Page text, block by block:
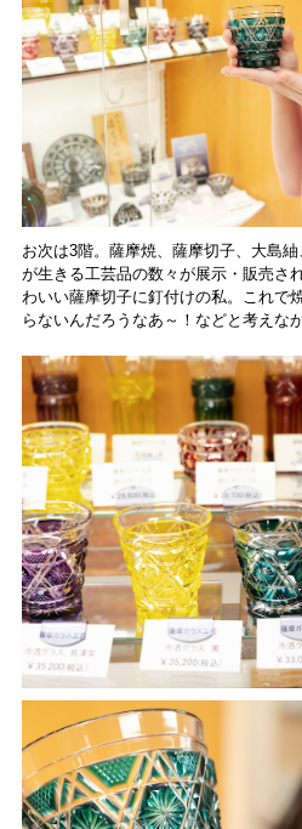
お次は3階。薩摩焼、薩摩切子、大島
が生きる工芸品の数々が展示・販売さ
わいい薩摩切子に釘付けの私。これで
らないんだろうなあ～！などと考えな